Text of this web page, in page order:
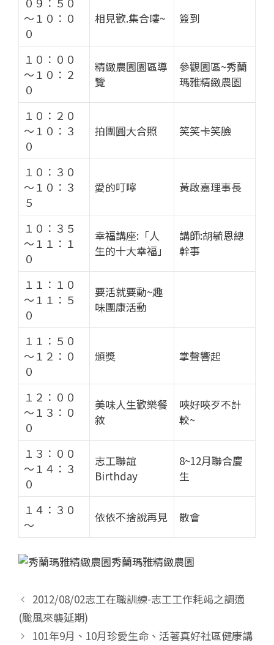
～１０：０
０
相見歡.集合嘍~ 簽到
１０：００
～１０：２
０
精緻農園園區導
覽
參觀園區~秀蘭
瑪雅精緻農園
１０：２０
～１０：３
０
拍團圓大合照 笑笑卡笑臉
１０：３０
～１０：３
５
愛的叮嚀 黃啟嘉理事長
１０：３５
～１１：１
０
幸福講座:「人
生的十大幸福」
講師:胡毓恩總
幹事
１１：１０
～１１：５
０
要活就要動~趣
味團康活動
１１：５０
～１２：０
０
頒獎 掌聲響起
１２：００
～１３：０
０
美味人生歡樂餐
敘
唊好唊歹不計
較~
１３：００
～１４：３
０
志工聯誼
Birthday
8~12月聯合慶
生
１４：３０
～
依依不捨說再見 散會
秀蘭瑪雅精緻農園
2012/08/02志工在職訓練-志工工作耗竭之調適
(颱風來襲延期)
101年9月、10月珍愛生命、活著真好社區健康講